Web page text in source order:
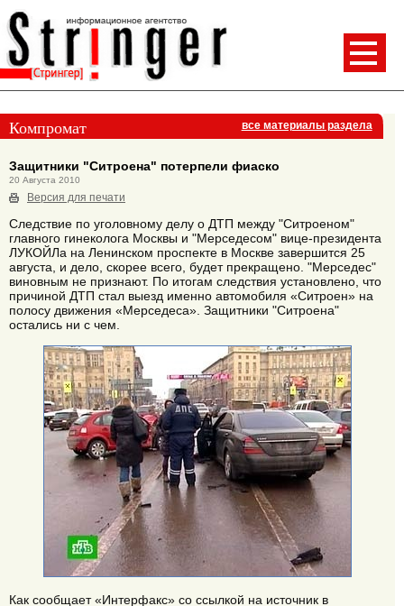
Компромат все материалы раздела
Защитники "Ситроена" потерпели фиаско
20 Августа 2010
Версия для печати
Следствие по уголовному делу о ДТП между "Ситроеном"
главного гинеколога Москвы и "Мерседесом" вице-президента
ЛУКОЙЛа на Ленинском проспекте в Москве завершится 25
августа, и дело, скорее всего, будет прекращено. "Мерседес"
виновным не признают. По итогам следствия установлено, что
причиной ДТП стал выезд именно автомобиля «Ситроен» на
полосу движения «Мерседеса». Защитники "Ситроена"
остались ни с чем.
Как сообщает «Интерфакс» со ссылкой на источник в